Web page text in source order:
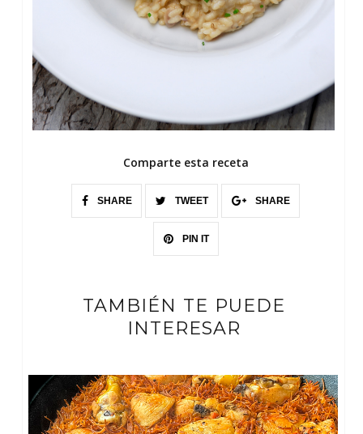
Comparte esta receta
SHARE TWEET SHARE
PIN IT
TAMBIÉN TE PUEDE
INTERESAR